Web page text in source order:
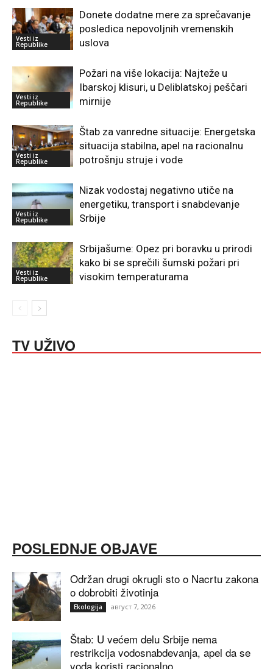
Vesti iz
Republike
Donete dodatne mere za sprečavanje
posledica nepovoljnih vremenskih
uslova
Vesti iz
Republike
Požari na više lokacija: Najteže u
Ibarskoj klisuri, u Deliblatskoj peščari
mirnije
Vesti iz
Republike
Štab za vanredne situacije: Energetska
situacija stabilna, apel na racionalnu
potrošnju struje i vode
Vesti iz
Republike
Nizak vodostaj negativno utiče na
energetiku, transport i snabdevanje
Srbije
Vesti iz
Republike
Srbijašume: Opez pri boravku u prirodi
kako bi se sprečili šumski požari pri
visokim temperaturama
TV UŽIVO
POSLEDNJE OBJAVE
Održan drugi okrugli sto o Nacrtu zakona
o dobrobiti životinja
Ekologija август 7, 2026
Štab: U većem delu Srbije nema
restrikcija vodosnabdevanja, apel da se
voda koristi racionalno